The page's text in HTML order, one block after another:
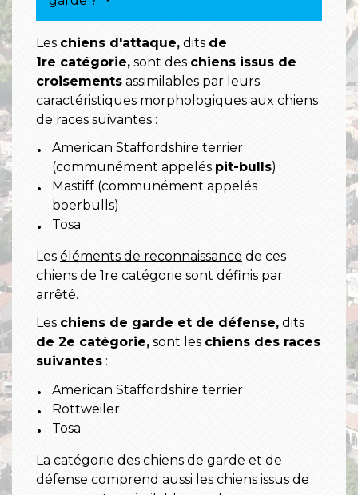
Les chiens d'attaque, dits de
1re catégorie, sont des chiens issus de
croisements assimilables par leurs
caractéristiques morphologiques aux chiens
de races suivantes :
American Staffordshire terrier
(communément appelés pit-bulls)
Mastiff (communément appelés
boerbulls)
Tosa
Les éléments de reconnaissance de ces
chiens de 1re catégorie sont définis par
arrêté.
Les chiens de garde et de défense, dits
de 2e catégorie, sont les chiens des races
suivantes :
American Staffordshire terrier
Rottweiler
Tosa
La catégorie des chiens de garde et de
défense comprend aussi les chiens issus de